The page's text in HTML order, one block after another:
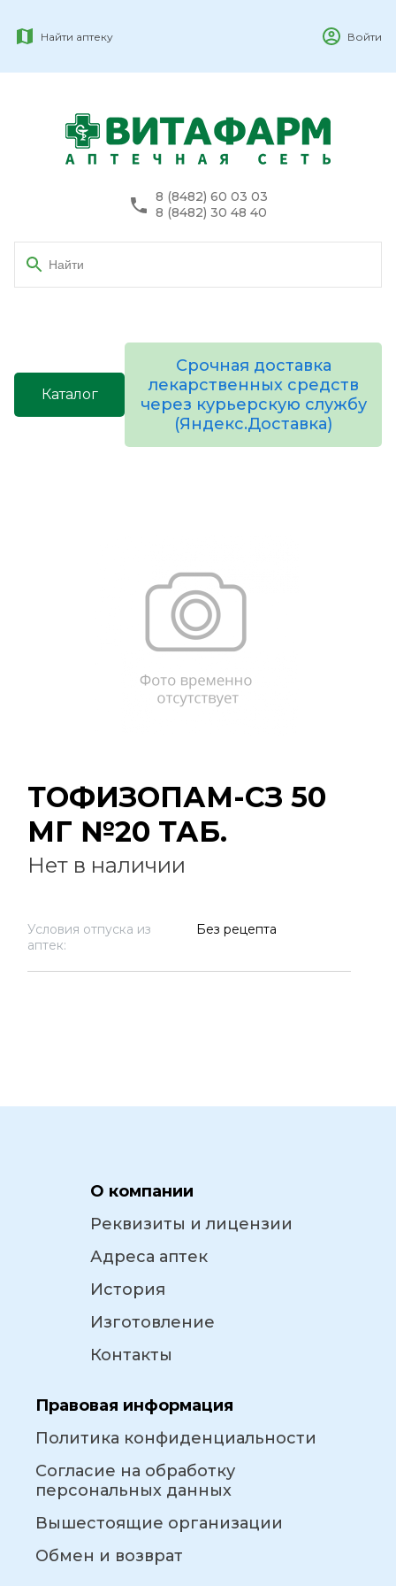
Найти аптеку Войти
8 (8482) 60 03 03
8 (8482) 30 48 40
Каталог
Срочная доставка
лекарственных средств
через курьерскую службу
(Яндекс.Доставка)
ТОФИЗОПАМ-СЗ 50
МГ №20 ТАБ.
Нет в наличии
Условия отпуска из
аптек:
Без рецепта
О компании
Реквизиты и лицензии
Адреса аптек
История
Изготовление
Контакты
Правовая информация
Политика конфиденциальности
Согласие на обработку
персональных данных
Вышестоящие организации
Обмен и возврат